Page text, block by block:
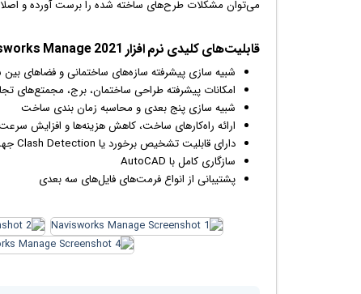
می‌توان مشکلات طرح‌های ساخته شده را برست آورده و
قابلیت‌‌های کلیدی نرم افزار Autodesk Navisworks Manage 2021:
شبیه سازی پیشرفته سازه‌های ساختمانی و فضاهای
امکانات پیشرفته طراحی ساختمان، برج، مجمتع‌های
شبیه سازی پنج بعدی و محاسبه زمان بندی ساخت
ارائه راه‌کارهای ساخت، کاهش هزینه‌ها و افزایش
دارای قابلیت تشخیص برخورد یا Clash Detection جهت یافت خطاهای طراحی
سازگاری کامل با AutoCAD
پشتیبانی از انواع فرمت‌های فایل‌های سه بعدی